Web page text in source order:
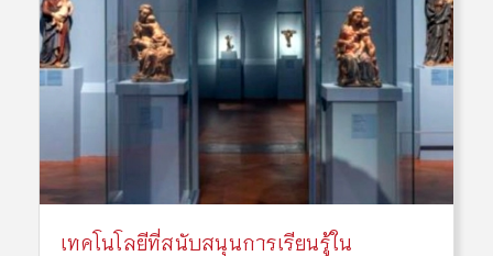
เทคโนโลยีที่สนับสนุนการเรียนรู้ใน